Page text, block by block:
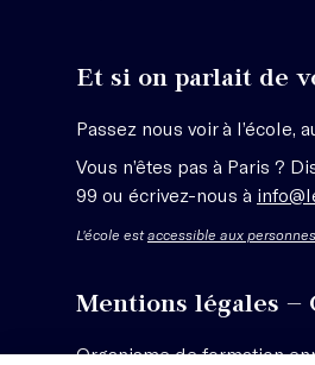
Et si on parlait de
Passez nous voir à l’école,
Vous n’êtes pas à Paris ?
99 ou écrivez-nous à
L'école estaccessible aux
Mentions légales –
Organisme de formation